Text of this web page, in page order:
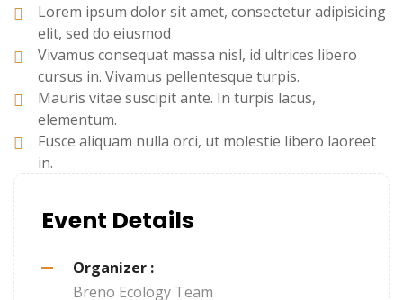
Lorem ipsum dolor sit amet, consectetur adipisicing
elit, sed do eiusmod
Vivamus consequat massa nisl, id ultrices libero
cursus in. Vivamus pellentesque turpis.
Mauris vitae suscipit ante. In turpis lacus,
elementum.
Fusce aliquam nulla orci, ut molestie libero laoreet
in.
Event Details
Organizer :
Breno Ecology Team